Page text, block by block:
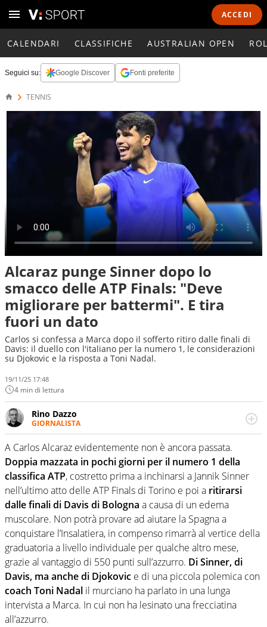
ACCEDI
CALENDARI CLASSIFICHE AUSTRALIAN OPEN
Seguici su: Google Discover Fonti preferite
TENNIS
Alcaraz punge Sinner dopo lo
smacco delle ATP Finals: "Deve
migliorare per battermi". E tira
fuori un dato
Carlos si confessa a Marca dopo il sofferto ritiro dalle finali di
Davis: il duello con l'italiano per la numero 1, le considerazioni
su Djokovic e la risposta a Toni Nadal.
19/11/25 17:48
4 min di lettura
Rino Dazzo
GIORNALISTA
Se mai ci fosse modo di traslare il glossario del calcio in
una nicchia di esperti, lui ne farebbe parte. Non si perde
una svista arbitrale né gli umori social del mondo delle
curve
A Carlos Alcaraz evidentemente non è ancora passata.
Doppia mazzata in pochi giorni per il numero 1 della
classifica ATP, costretto prima a inchinarsi a Jannik Sinner
nell’ultimo atto delle ATP Finals di Torino e poi a ritirarsi
dalle finali di Davis di Bologna a causa di un edema
muscolare. Non potrà provare ad aiutare la Spagna a
conquistare l’Insalatiera, in compenso rimarrà al vertice della
graduatoria a livello individuale per qualche altro mese,
grazie al vantaggio di 550 punti sull’azzurro. Di Sinner, di
Davis, ma anche di Djokovic e di una piccola polemica con
coach Toni Nadal il murciano ha parlato in una lunga
intervista a Marca. In cui non ha lesinato una frecciatina
all’azzurro.